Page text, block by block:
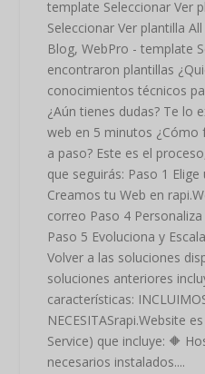
template Seleccionar Ver
Seleccionar Ver plantilla
Blog, WebPro - template
encontraron plantillas
conocimientos técnicos
¿Aún tienes dudas? Te lo
web en 5 minutos ¿Cómo
a paso? Este es el
que seguirás: Paso 1
Creamos tu Web en
correo Paso 4
Paso 5 Evoluciona y
Volver a las soluciones
soluciones anteriores
características:
NECESITASrapi.Website
Service) que incluye: 🔶
necesarios instalados....